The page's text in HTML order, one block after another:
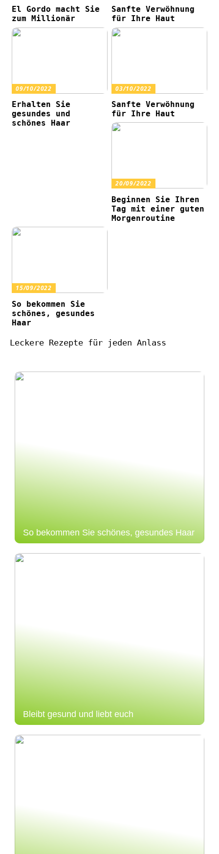
El Gordo macht Sie
zum Millionär
Sanfte Verwöhnung
für Ihre Haut
09/10/2022
Erhalten Sie
gesundes und
schönes Haar
03/10/2022
Sanfte Verwöhnung
für Ihre Haut
20/09/2022
Beginnen Sie Ihren
Tag mit einer guten
Morgenroutine
15/09/2022
So bekommen Sie
schönes, gesundes
Haar
Leckere Rezepte für jeden Anlass
So bekommen Sie schönes, gesundes Haar
Bleibt gesund und liebt euch